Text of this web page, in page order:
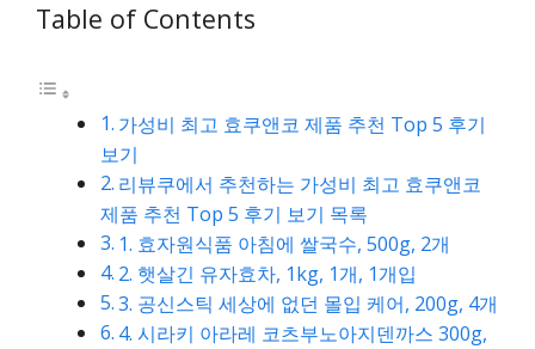
Table of Contents
가성비 최고 효쿠앤코 제품 추천 Top 5 후기
보기
리뷰쿠에서 추천하는 가성비 최고 효쿠앤코
제품 추천 Top 5 후기 보기 목록
1. 효자원식품 아침에 쌀국수, 500g, 2개
2. 햇살긴 유자효차, 1kg, 1개, 1개입
3. 공신스틱 세상에 없던 몰입 케어, 200g, 4개
4. 시라키 아라레 코츠부노아지덴까스 300g,